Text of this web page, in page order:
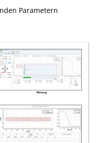
Parametern